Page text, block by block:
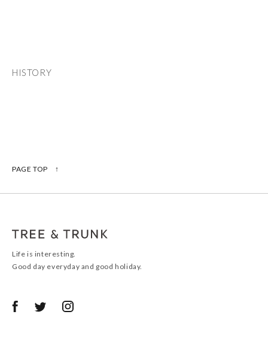
HISTORY
PAGE TOP ↑
Life is interesting.
Good day everyday and good holiday.